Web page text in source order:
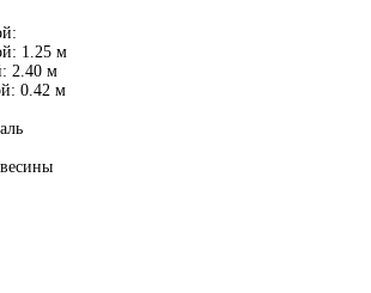
1.25 м
2.40 м
0.42 м